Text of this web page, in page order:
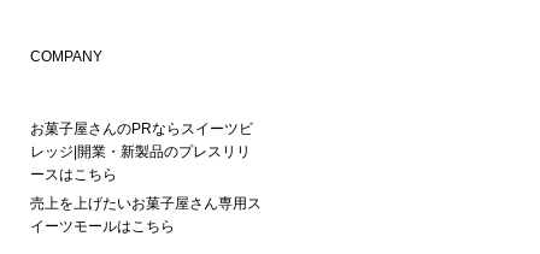
COMPANY
お菓子屋さんのPRならスイーツビ
レッジ|開業・新製品のプレスリリ
ースはこちら
売上を上げたいお菓子屋さん専用ス
イーツモールはこちら